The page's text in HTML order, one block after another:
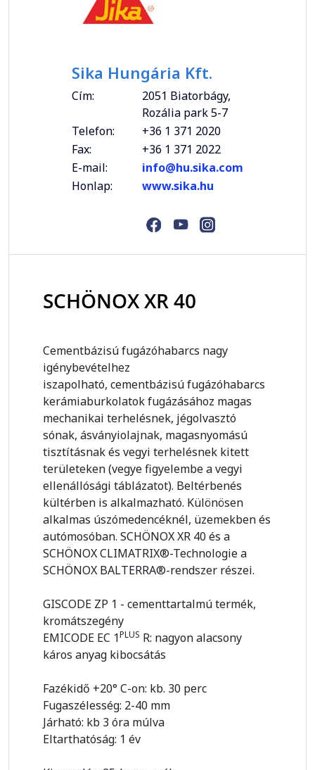
Sika Hungária Kft.
Cím:
2051 Biatorbágy,
Rozália park 5-7
Telefon:
+36 1 371 2020
Fax:
+36 1 371 2022
E-mail:
info@hu.sika.com
Honlap:
www.sika.hu
SCHÖNOX XR 40
Cementbázisú fugázóhabarcs nagy
igénybevételhez
iszapolható, cementbázisú fugázóhabarcs
kerámiaburkolatok fugázásához magas
mechanikai terhelésnek, jégolvasztó
sónak, ásványiolajnak, magasnyomású
tisztításnak és vegyi terhelésnek kitett
területeken (vegye figyelembe a vegyi
ellenállósági táblázatot). Beltérbenés
kültérben is alkalmazható. Különösen
alkalmas úszómedencéknél, üzemekben és
autómosóban. SCHÖNOX XR 40 és a
SCHÖNOX CLIMATRIX®-Technologie a
SCHÖNOX BALTERRA®-rendszer részei.
GISCODE ZP 1 - cementtartalmú termék,
kromátszegény
EMICODE EC 1PLUS R: nagyon alacsony
káros anyag kibocsátás
Fazékidő +20° C-on: kb. 30 perc
Fugaszélesség: 2-40 mm
Járható: kb 3 óra múlva
Eltarthatóság: 1 év